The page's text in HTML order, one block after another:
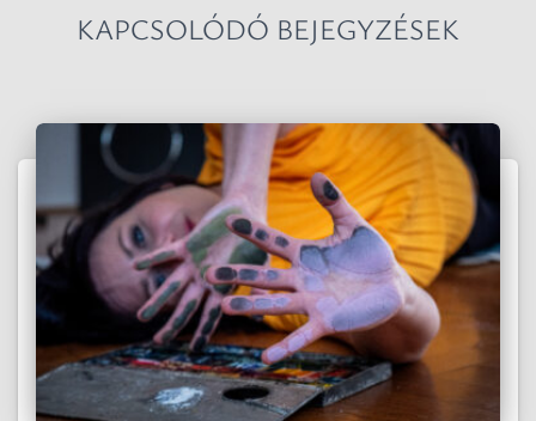
KAPCSOLÓDÓ BEJEGYZÉSEK